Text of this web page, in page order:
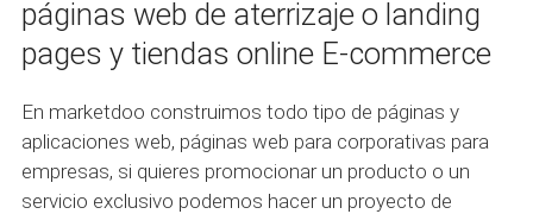
páginas web de aterrizaje o landing
pages y tiendas online E-commerce
En marketdoo construimos todo tipo de páginas y
aplicaciones web, páginas web para corporativas para
empresas, si quieres promocionar un producto o un
servicio exclusivo podemos hacer un proyecto de